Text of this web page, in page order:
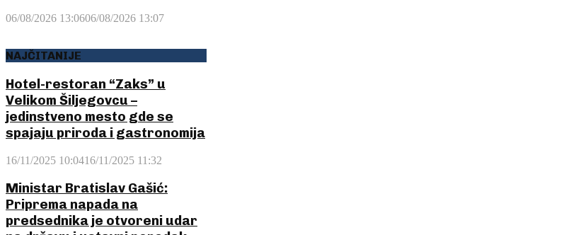
06/08/2026 13:0606/08/2026 13:07
NAJČITANIJE
Hotel-restoran “Zaks” u
Velikom Šiljegovcu –
jedinstveno mesto gde se
spajaju priroda i gastronomija
16/11/2025 10:0416/11/2025 11:32
Ministar Bratislav Gašić:
Priprema napada na
predsednika je otvoreni udar